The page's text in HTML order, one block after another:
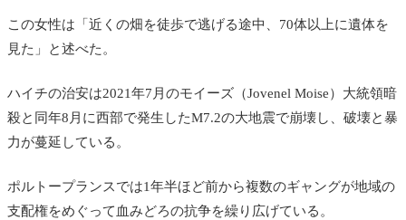
この女性は「近くの畑を徒歩で逃げる途中、70体以上に遺体を
見た」と述べた。
ハイチの治安は2021年7月のモイーズ（Jovenel Moise）大統領暗
殺と同年8月に西部で発生したM7.2の大地震で崩壊し、破壊と暴
力が蔓延している。
ポルトープランスでは1年半ほど前から複数のギャングが地域の
支配権をめぐって血みどろの抗争を繰り広げている。